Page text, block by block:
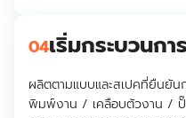
04เริ่มกระบวนก
ผลิตตามแบบและสเปคที่ยืนยัน
พิมพ์งาน / เคลือบตัวงาน /